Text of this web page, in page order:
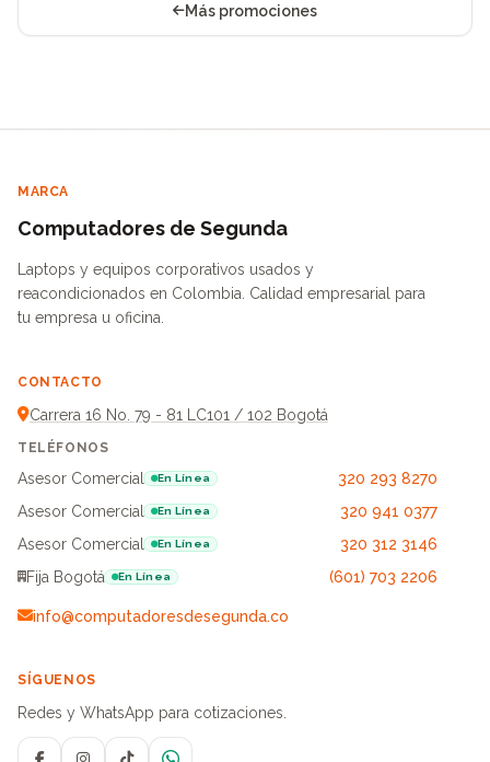
Más promociones
MARCA
Computadores de Segunda
Laptops y equipos corporativos usados y
reacondicionados en Colombia. Calidad empresarial para
tu empresa u oficina.
CONTACTO
Carrera 16 No. 79 - 81 LC101 / 102 Bogotá
TELÉFONOS
Asesor Comercial En Línea
320 293 8270
Asesor Comercial
En Línea
320 941 0377
Asesor Comercial
En Línea
320 312 3146
Fija Bogotá
En Línea (601) 703 2206
info@computadoresdesegunda.co
SÍGUENOS
Redes y WhatsApp para cotizaciones.